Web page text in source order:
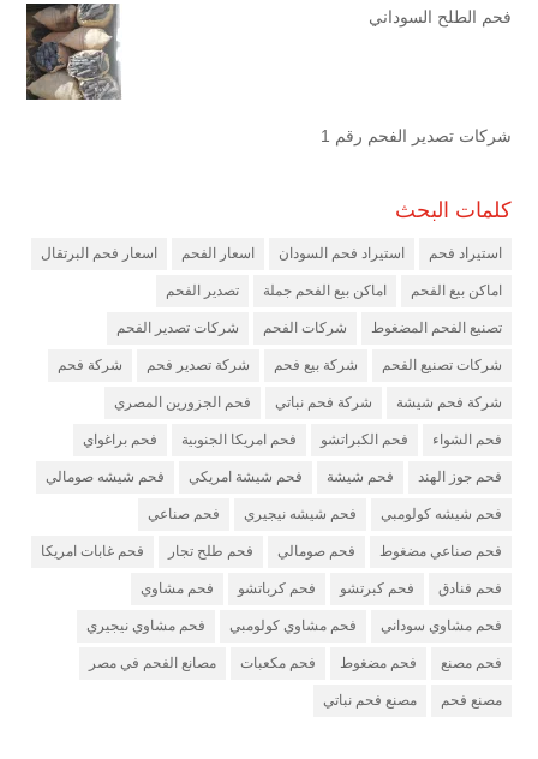
فحم الطلح السوداني
شركات تصدير الفحم رقم 1
كلمات البحث
استيراد فحم استيراد فحم السودان اسعار الفحم اسعار فحم البرتقال
اماكن بيع الفحم اماكن بيع الفحم جملة تصدير الفحم
تصنيع الفحم المضغوط شركات الفحم شركات تصدير الفحم
شركات تصنيع الفحم شركة بيع فحم شركة تصدير فحم شركة فحم
شركة فحم شيشة شركة فحم نباتي فحم الجزورين المصري
فحم الشواء فحم الكبراتشو فحم امريكا الجنوبية فحم براغواي
فحم جوز الهند فحم شيشة فحم شيشة امريكي فحم شيشه صومالي
فحم شيشه كولومبي فحم شيشه نيجيري فحم صناعي
فحم صناعي مضغوط فحم صومالي فحم طلح تجار فحم غابات امريكا
فحم فنادق فحم كبرتشو فحم كرباتشو فحم مشاوي
فحم مشاوي سوداني فحم مشاوي كولومبي فحم مشاوي نيجيري
فحم مصنع فحم مضغوط فحم مكعبات مصانع الفحم في مصر
مصنع فحم مصنع فحم نباتي